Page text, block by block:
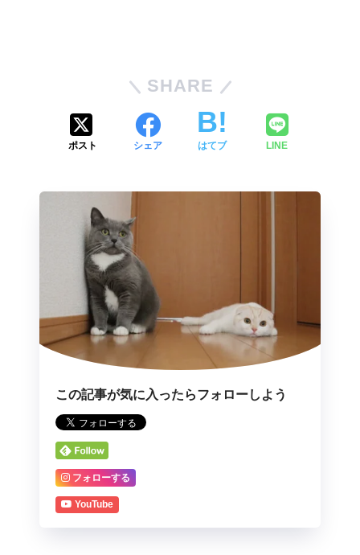
SHARE
ポスト シェア はてブ LINE
この記事が気に入ったらフォローしよう
フォローする
YouTube